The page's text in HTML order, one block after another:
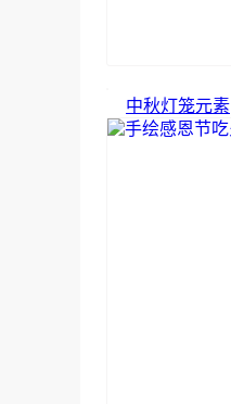
中秋灯笼元素